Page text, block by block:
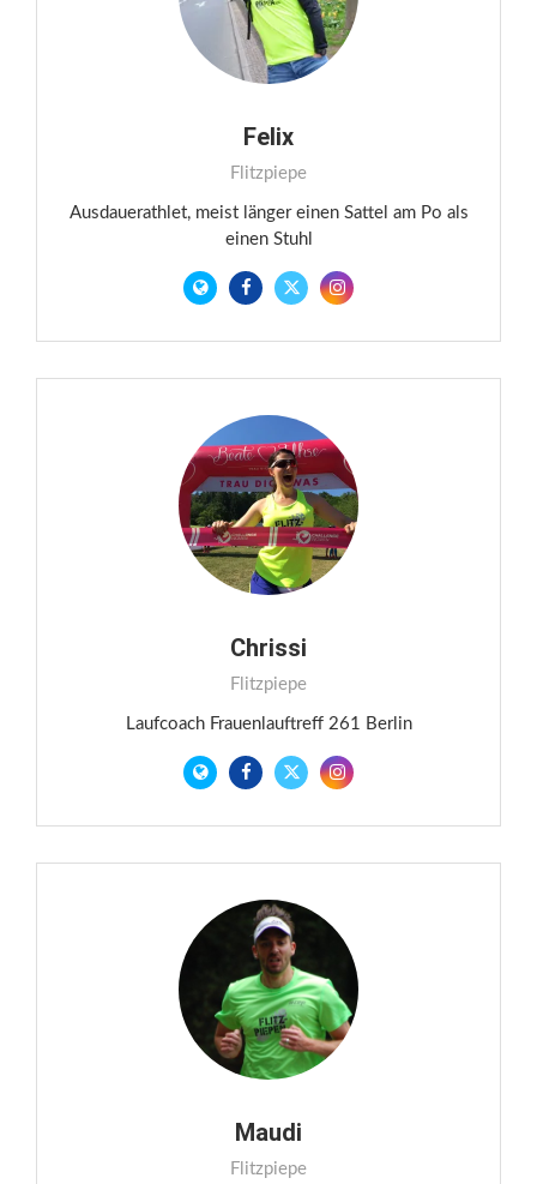
Felix
Flitzpiepe
Ausdauerathlet, meist länger einen Sattel am Po als
einen Stuhl
Chrissi
Flitzpiepe
Laufcoach Frauenlauftreff 261 Berlin
Maudi
Flitzpiepe